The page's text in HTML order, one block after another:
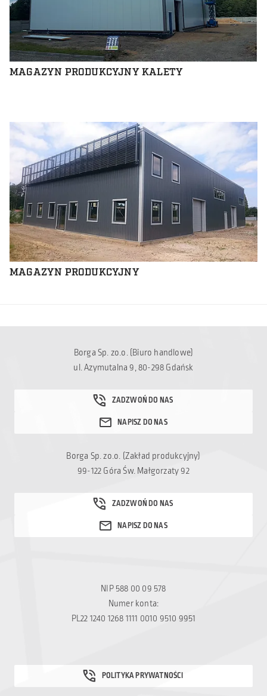
MAGAZYN PRODUKCYJNY KALETY
MAGAZYN PRODUKCYJNY
Borga Sp. zo.o. (Biuro handlowe)
ul. Azymutalna 9, 80-298 Gdańsk
Borga Sp. zo.o. (Zakład produkcyjny)
99-122 Góra Św. Małgorzaty 92
NIP 588 00 09 578
Numer konta:
PL22 1240 1268 1111 0010 9510 9951